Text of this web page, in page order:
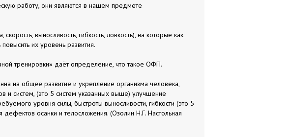
работу, они являются в нашем предмете
выносливость, гибкость, ловкость), на которые как
их уровень развития.
тренировки» даёт определение, что такое ОФП.
на общее развитие и укрепление организма человека,
и систем, (это 5 систем указанных выше) улучшение
уровня силы, быстроты выносливости, гибкости (это 5
осанки и телосложения. (Озолин Н.Г. Настольная